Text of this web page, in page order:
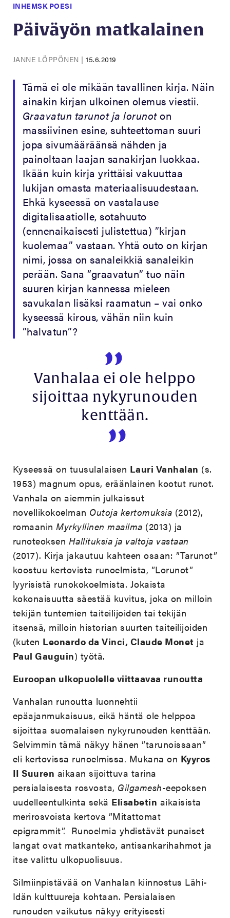
INHEMSK POESI
Päiväyön matkalainen
JANNE LÖPPÖNEN |15.6.2019
Tämä ei ole mikään tavallinen kirja. Näin
ainakin kirjan ulkoinen olemus viestii.
Graavatun tarunot ja lorunoton
massiivinen esine, suhteettoman suuri
jopa sivumääräänsä nähden ja
painoltaan laajan sanakirjan luokkaa.
Ikään kuin kirja yrittäisi vakuuttaa
lukijan omasta materiaalisuudestaan.
Ehkä kyseessä on vastalause
digitalisaatiolle, sotahuuto
(ennenaikaisesti julistettua) ”kirjan
kuolemaa” vastaan. Yhtä outo on kirjan
nimi, jossa on sanaleikkiä sanaleikin
perään. Sana ”graavatun” tuo näin
suuren kirjan kannessa mieleen
savukalan lisäksi raamatun – vai onko
kyseessä kirous, vähän niin kuin
”halvatun”?
Vanhalaa ei ole helppo
sijoittaa nykyrunouden
kenttään.
Kyseessä on tuusulalaisen Lauri Vanhalan (s.
1953) magnum opus, eräänlainen kootut runot.
Vanhala on aiemmin julkaissut
novellikokoelman Outoja kertomuksia (2012),
romaaninMyrkyllinen maailma (2013) ja
runoteoksen Hallituksia ja valtoja vastaan
(2017). Kirja jakautuu kahteen osaan: ”Tarunot”
koostuu kertovista runoelmista, ”Lorunot”
lyyrisistä runokokoelmista. Jokaista
kokonaisuutta säestää kuvitus, joka on milloin
tekijän tuntemien taiteilijoiden tai tekijän
itsensä, milloin historian suurten taiteilijoiden
(kuten Leonardo da Vinci, Claude Monet ja
Paul Gauguin) työtä.
Euroopan ulkopuolelle viittaavaa runoutta
Vanhalan runoutta luonnehtii
epäajanmukaisuus, eikä häntä ole helppoa
sijoittaa suomalaisen nykyrunouden kenttään.
Selvimmin tämä näkyy hänen ”tarunoissaan”
eli kertovissa runoelmissa. Mukana on Kyyros
II Suuren aikaan sijoittuva tarina
persialaisesta rosvosta, Gilgamesh-eepoksen
uudelleentulkinta sekä Elisabetin aikaisista
merirosvoista kertova ”Mitattomat
epigrammit”. Runoelmia yhdistävät punaiset
langat ovat matkanteko, antisankarihahmot ja
itse valittu ulkopuolisuus.
Silmiinpistävää on Vanhalan kiinnostus Lähi-
Idän kulttuureja kohtaan. Persialaisen
runouden vaikutus näkyy erityisesti